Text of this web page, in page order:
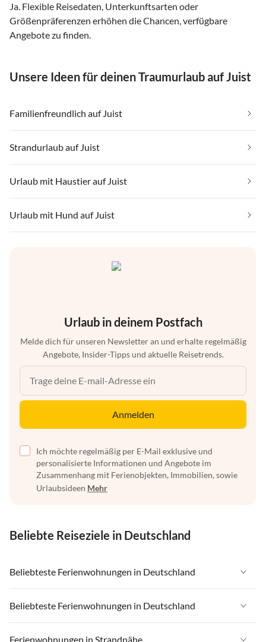
Ja. Flexible Reisedaten, Unterkunftsarten oder
Größenpräferenzen erhöhen die Chancen, verfügbare
Angebote zu finden.
Unsere Ideen für deinen Traumurlaub auf Juist
Familienfreundlich auf Juist
Strandurlaub auf Juist
Urlaub mit Haustier auf Juist
Urlaub mit Hund auf Juist
Urlaub in deinem Postfach
Melde dich für unseren Newsletter an und erhalte regelmäßig
Angebote, Insider-Tipps und aktuelle Reisetrends.
Anmelden
Ich möchte regelmäßig per E-Mail exklusive und
personalisierte Informationen und Angebote im
Zusammenhang mit Ferienobjekten, Immobilien, sowie
Urlaubsideen Mehr
Beliebte Reiseziele in Deutschland
Beliebteste Ferienwohnungen in Deutschland
Ferienwohnungen in Deutschland
Ferienwohnungen in Ostsee
Beliebteste Ferienwohnungen in Deutschland
Ferienwohnungen in Deutschland
Ferienwohnungen in Strandnähe